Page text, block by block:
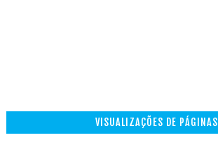
VISUALIZAÇÕES DE PÁGINAS